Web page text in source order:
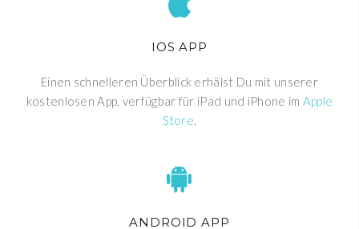
IOS APP
Einen schnelleren Überblick erhälst Du mit unserer
kostenlosen App, verfügbar für iPad und iPhone im Apple
Store.
ANDROID APP